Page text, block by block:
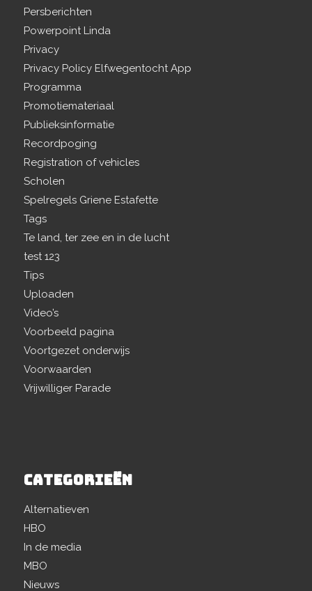
Persberichten
Powerpoint Linda
Privacy
Privacy Policy Elfwegentocht App
Programma
Promotiemateriaal
Publieksinformatie
Recordpoging
Registration of vehicles
Scholen
Spelregels Griene Estafette
Tags
Te land, ter zee en in de lucht
test 123
Tips
Uploaden
Video’s
Voorbeeld pagina
Voortgezet onderwijs
Voorwaarden
Vrijwilliger Parade
CATEGORIEËN
Alternatieven
HBO
In de media
MBO
Nieuws